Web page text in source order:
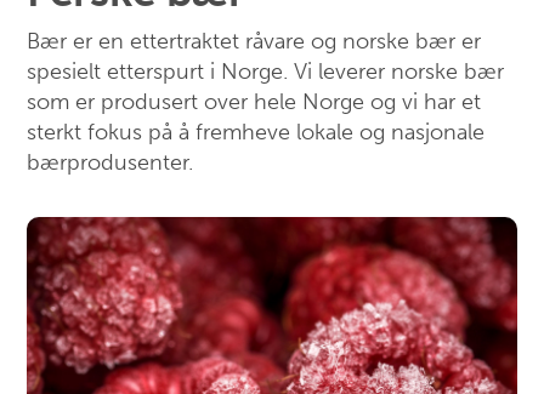
Bær er en ettertraktet råvare og norske bær er
spesielt etterspurt i Norge. Vi leverer norske bær
som er produsert over hele Norge og vi har et
sterkt fokus på å fremheve lokale og nasjonale
bærprodusenter.